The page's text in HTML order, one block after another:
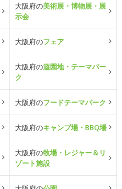
大阪府の美術展・博物展・展
示会
大阪府のフェア
大阪府の遊園地・テーマパー
ク
大阪府のフードテーマパーク
大阪府のキャンプ場・BBQ場
大阪府の牧場・レジャー＆リ
ゾート施設